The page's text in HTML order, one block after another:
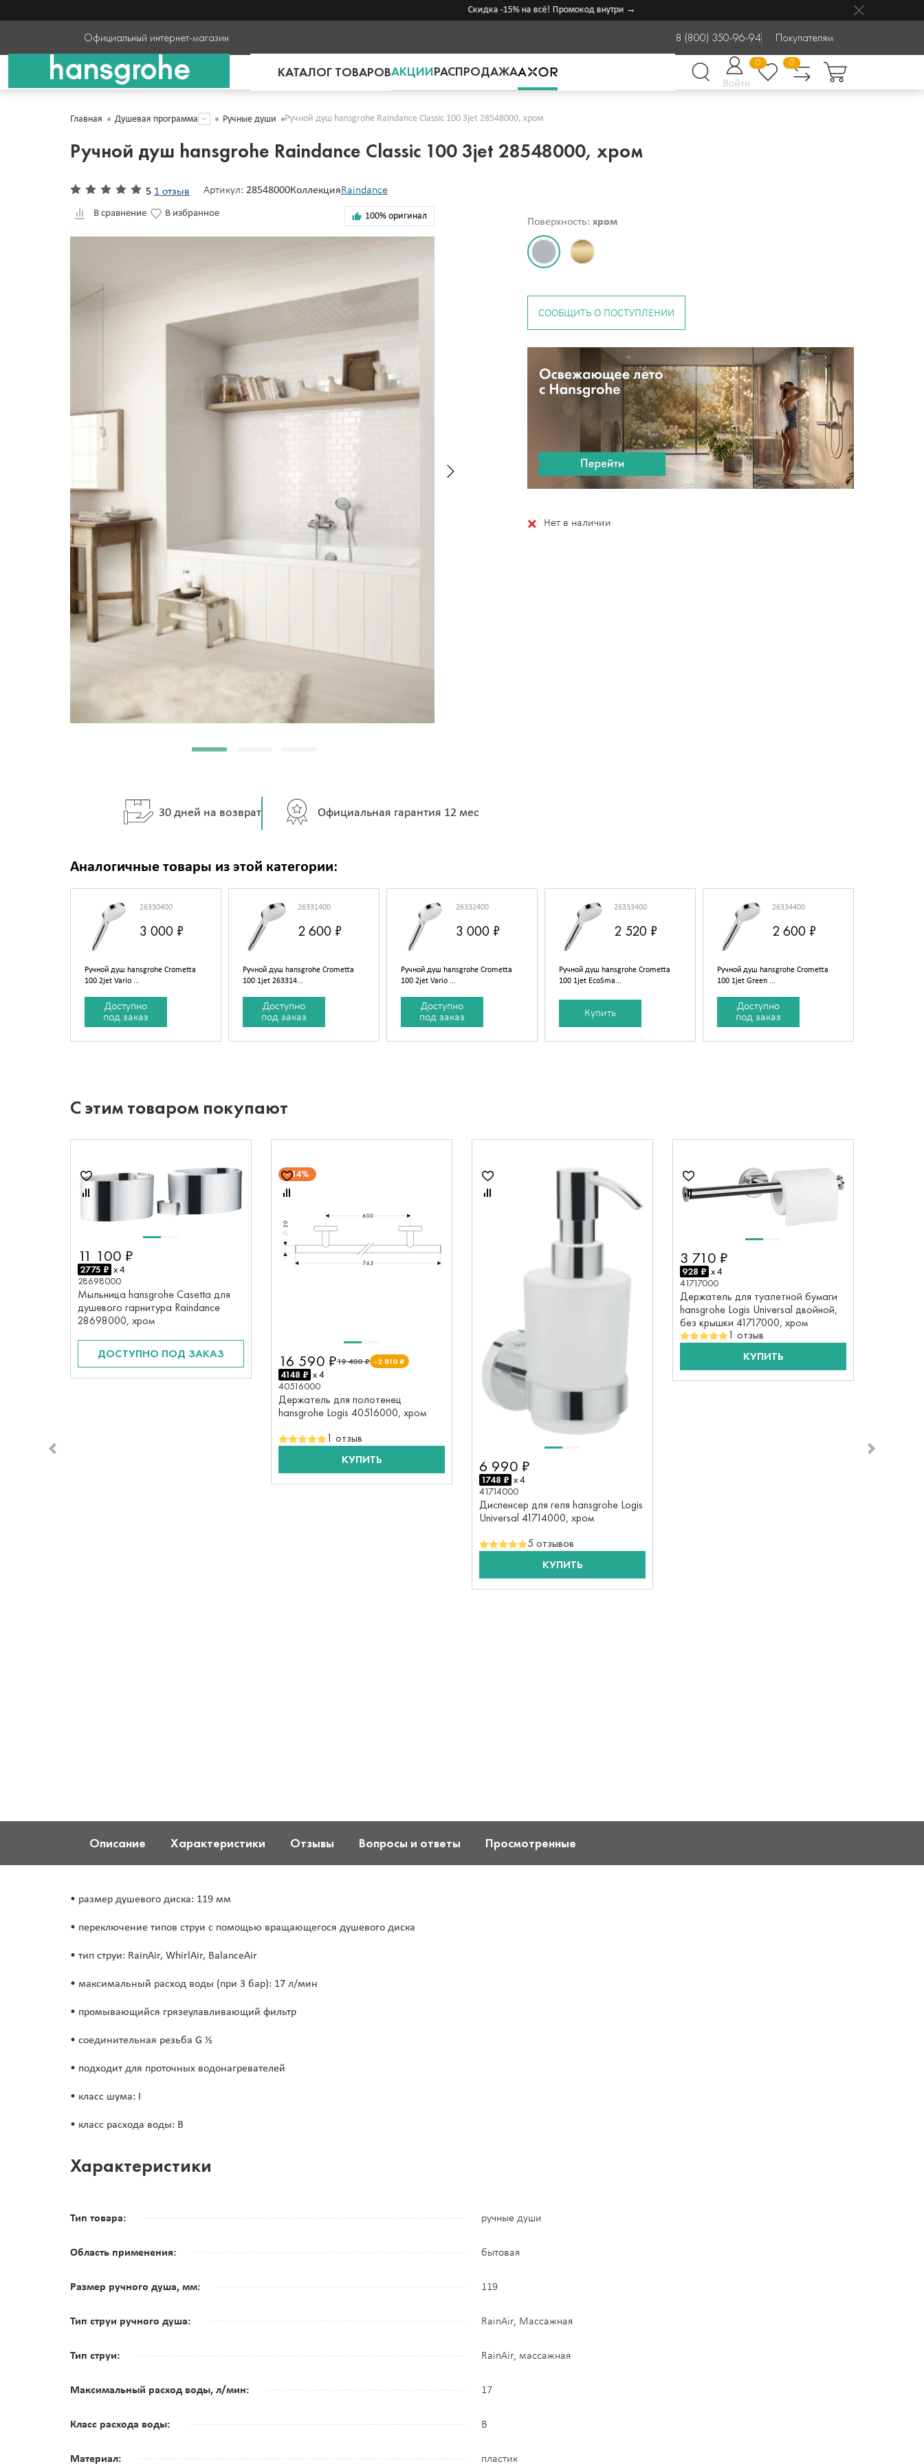
Скидка -15% на всё! Промокод внутри →
Официальный интернет-магазин 8 (800) 350-96-94 Покупателям
КАТАЛОГ ТОВАРОВАКЦИИРАСПРОДАЖА
Войти
0 0
Главная Душевая программа Ручные души Ручной душ hansgrohe Raindance Classic 100 3jet 28548000, хром
Ручной душ hansgrohe Raindance Classic 100 3jet 28548000, хром
5 1 отзыв Артикул: 28548000КоллекцияRaindance
В сравнение В избранное 100% оригинал
30 дней на возврат Официальная гарантия 12 мес
Поверхность: хром
СООБЩИТЬ О ПОСТУПЛЕНИИ
Нет в наличии
Аналогичные товары из этой категории:
26330400
3 000 ₽
Ручной душ hansgrohe Crometta
100 2jet Vario ...
Доступно
под заказ
26331400
2 600 ₽
Ручной душ hansgrohe Crometta
100 1jet 263314...
Доступно
под заказ
26332400
3 000 ₽
Ручной душ hansgrohe Crometta
100 2jet Vario ...
Доступно
под заказ
26333400
2 520 ₽
Ручной душ hansgrohe Crometta
100 1jet EcoSma...
Купить
26334400
2 600 ₽
Ручной душ hansgrohe Crometta
100 1jet Green ...
Доступно
под заказ
С этим товаром покупают
11 100 ₽
2775 ₽ x 4
28698000
Мыльница hansgrohe Casetta для
душевого гарнитура Raindance
28698000, хром
ДОСТУПНО ПОД ЗАКАЗ
14%
19 400 ₽ -2 810 ₽
16 590 ₽
4148 ₽ x 4
40516000
Держатель для полотенец
hansgrohe Logis 40516000, хром
1 отзыв
КУПИТЬ
6 990 ₽
1748 ₽ x 4
41714000
Диспенсер для геля hansgrohe Logis
Universal 41714000, хром
5 отзывов
КУПИТЬ
3 710 ₽
928 ₽ x 4
41717000
Держатель для туалетной бумаги
hansgrohe Logis Universal двойной,
без крышки 41717000, хром
1 отзыв
КУПИТЬ
Описание Характеристики Отзывы Вопросы и ответы Просмотренные
• размер душевого диска: 119 мм
• переключение типов струи с помощью вращающегося душевого диска
• тип струи: RainAir, WhirlAir, BalanceAir
• максимальный расход воды (при 3 бар): 17 л/мин
• промывающийся грязеулавливающий фильтр
• соединительная резьба G ½
• подходит для проточных водонагревателей
• класс шума: I
• класс расхода воды: B
Характеристики
Тип товара: ручные души
Область применения: бытовая
Размер ручного душа, мм: 119
Тип струи ручного душа: RainAir, Массажная
Тип струи: RainAir, массажная
Максимальный расход воды, л/мин: 17
Класс расхода воды: B
Материал: пластик